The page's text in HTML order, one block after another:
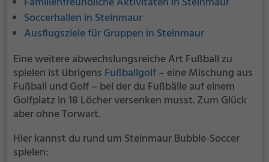
Soccerhallen in Steinmaur
Ausflugsziele für Gruppen in Steinmaur
Eine weitere abwechslungsreiche Art Fußball zu
spielen ist übrigens Fußballgolf– eine Mischung aus
Fußball und Golf – bei der du Fußbälle auf einem
Golfplatz in 18 Löcher versenken musst. Zum Glück
aber ohne Torwart.
Hier kannst du rund um Steinmaur Bubble-Soccer
spielen: